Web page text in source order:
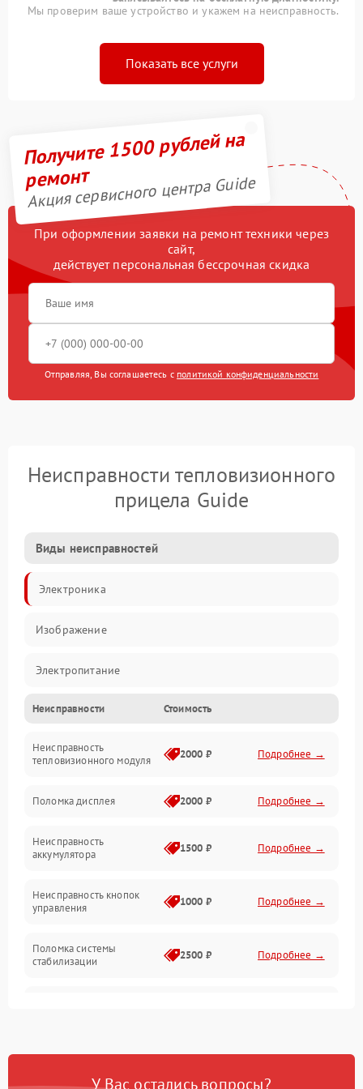
Мы проверим ваше устройство и укажем на неисправность.
Показать все услуги
Получите 1500 рублей на
ремонт
Акция сервисного центра Guide
При оформлении заявки на ремонт техники через
сайт,
действует персональная бессрочная скидка
Отправляя, Вы соглашаетесь с политикой конфиденциальности
Неисправности тепловизионного
прицела Guide
Виды неисправностей
Электроника
Изображение
Электропитание
Измерения
Матрица
Неисправности Стоимость
Неисправность
тепловизионного модуля
2000 ₽ Подробнее →
Поломка дисплея 2000 ₽ Подробнее →
Неисправность
аккумулятора
1500 ₽ Подробнее →
Неисправность кнопок
управления
1000 ₽ Подробнее →
Поломка системы
стабилизации
2500 ₽ Подробнее →
Неисправность системы
У Вас остались вопросы?